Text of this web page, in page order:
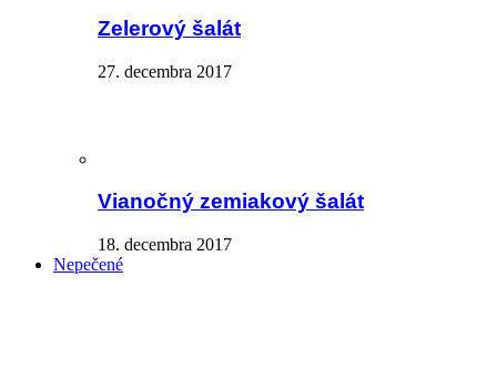
Zelerový šalát
27. decembra 2017
Vianočný zemiakový šalát
18. decembra 2017
Nepečené